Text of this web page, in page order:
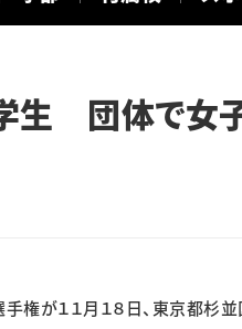
生 団体で女
が１１月１８日、東京都杉